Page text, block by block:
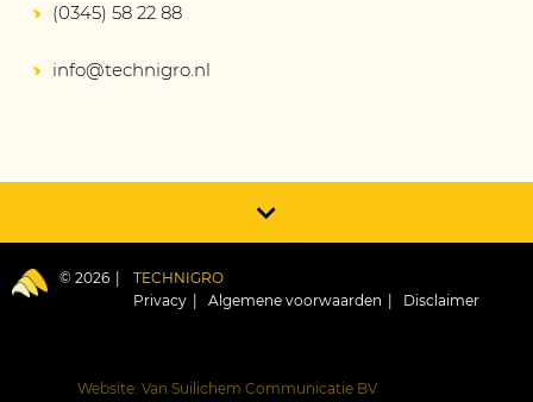
(0345) 58 22 88
info@technigro.nl
© 2026
TECHNIGRO
Privacy
Algemene voorwaarden Disclaimer
Website: Van Suilichem Communicatie BV